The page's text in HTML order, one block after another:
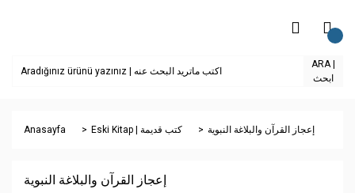
ARA |
ابحث
Anasayfa Eski Kitap | كتب قديمة إعجاز القرآن والبلاغة النبوية
إعجاز القرآن والبلاغة النبوية